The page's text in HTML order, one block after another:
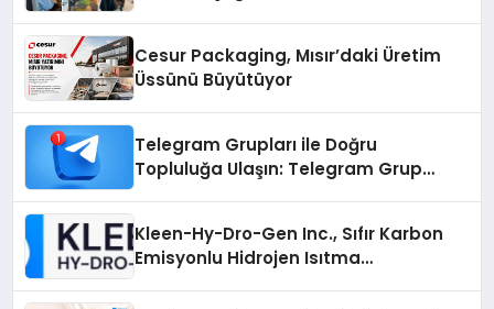
Cesur Packaging, Mısır’daki Üretim
Üssünü Büyütüyor
Telegram Grupları ile Doğru
Topluluğa Ulaşın: Telegram Grup
Kleen-Hy-Dro-Gen Inc., Sıfır Karbon
Emisyonlu Hidrojen Isıtma